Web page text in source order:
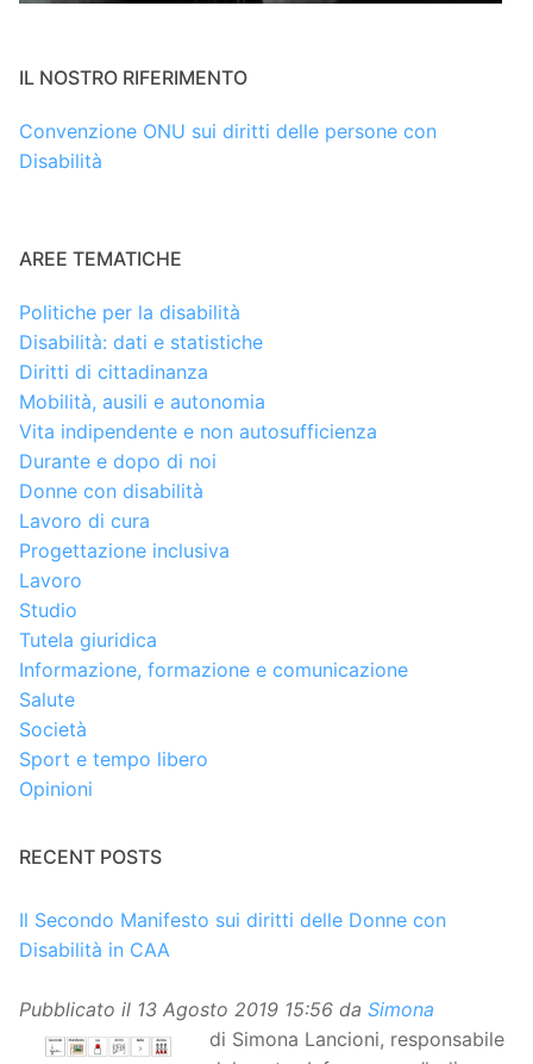
IL NOSTRO RIFERIMENTO
Convenzione ONU sui diritti delle persone con
Disabilità
AREE TEMATICHE
Politiche per la disabilità
Disabilità: dati e statistiche
Diritti di cittadinanza
Mobilità, ausili e autonomia
Vita indipendente e non autosufficienza
Durante e dopo di noi
Donne con disabilità
Lavoro di cura
Progettazione inclusiva
Lavoro
Studio
Tutela giuridica
Informazione, formazione e comunicazione
Salute
Società
Sport e tempo libero
Opinioni
RECENT POSTS
Il Secondo Manifesto sui diritti delle Donne con
Disabilità in CAA
Pubblicato il 13 Agosto 2019 15:56 da Simona
di Simona Lancioni, responsabile